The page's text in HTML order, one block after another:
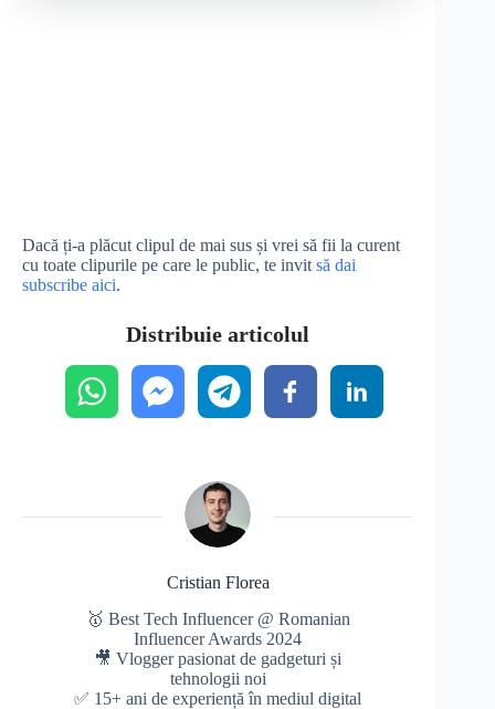
Dacă ți-a plăcut clipul de mai sus și vrei să fii la curent
cu toate clipurile pe care le public, te invit să dai
subscribe aici.
Distribuie articolul
Cristian Florea
🥇 Best Tech Influencer @ Romanian
Influencer Awards 2024
🎥 Vlogger pasionat de gadgeturi și
tehnologii noi
✅ 15+ ani de experiență în mediul digital